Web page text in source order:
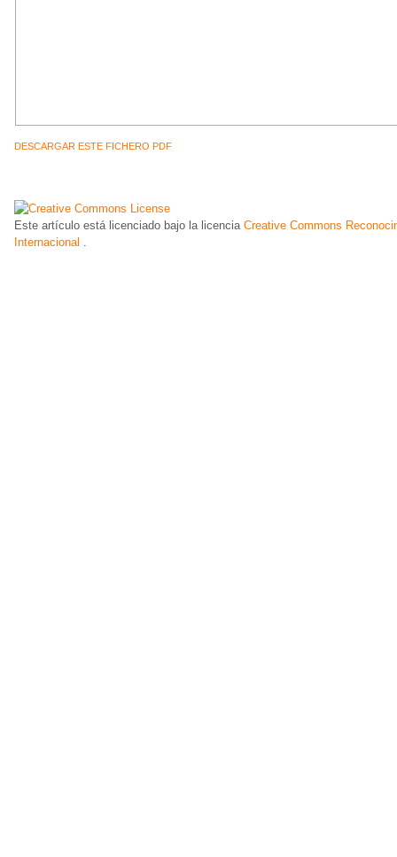
DESCARGAR ESTE FICHERO PDF
Este artículo está licenciado bajo la licencia Creative Commons
Internacional .